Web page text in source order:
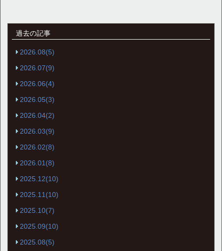
過去の記事
2026.08(5)
2026.07(9)
2026.06(4)
2026.05(3)
2026.04(2)
2026.03(9)
2026.02(8)
2026.01(8)
2025.12(10)
2025.11(10)
2025.10(7)
2025.09(10)
2025.08(5)